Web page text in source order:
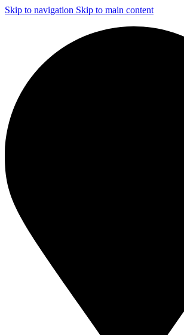
Skip to navigation Skip to main content